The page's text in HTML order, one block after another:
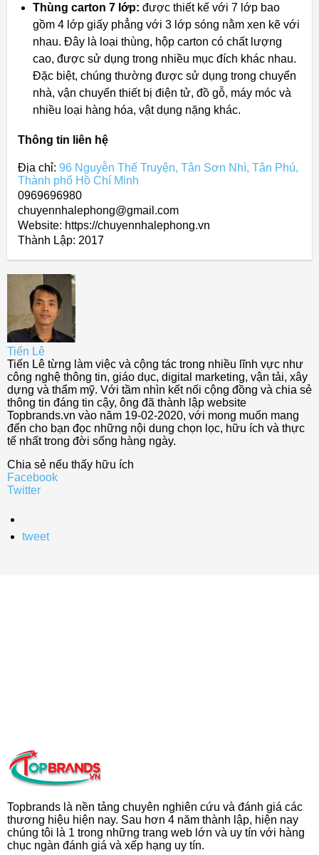
Thùng carton 7 lớp: được thiết kế với 7 lớp bao
gồm 4 lớp giấy phẳng với 3 lớp sóng nằm xen kẽ với
nhau. Đây là loại thùng, hộp carton có chất lượng
cao, được sử dụng trong nhiều mục đích khác nhau.
Đặc biệt, chúng thường được sử dụng trong chuyển
nhà, vận chuyển thiết bị điện tử, đồ gỗ, máy móc và
nhiều loại hàng hóa, vật dụng nặng khác.
Thông tin liên hệ
Địa chỉ: 96 Nguyễn Thế Truyện, Tân Sơn Nhì, Tân Phú,
Thành phố Hồ Chí Minh
0969696980
chuyennhalephong@gmail.com
Website: https://chuyennhalephong.vn
Thành Lập: 2017
Tiến Lê
Tiến Lê từng làm việc và cộng tác trong nhiều lĩnh vực như
công nghệ thông tin, giáo dục, digital marketing, vận tải, xây
dựng và thẩm mỹ. Với tầm nhìn kết nối cộng đồng và chia sẻ
thông tin đáng tin cậy, ông đã thành lập website
Topbrands.vn vào năm 19-02-2020, với mong muốn mang
đến cho bạn đọc những nội dung chọn lọc, hữu ích và thực
tế nhất trong đời sống hàng ngày.
Chia sẻ nếu thấy hữu ích
Facebook
Twitter
tweet
Topbrands là nền tảng chuyên nghiên cứu và đánh giá các
thương hiệu hiện nay. Sau hơn 4 năm thành lập, hiện nay
chúng tôi là 1 trong những trang web lớn và uy tín với hàng
chục ngàn đánh giá và xếp hạng uy tín.